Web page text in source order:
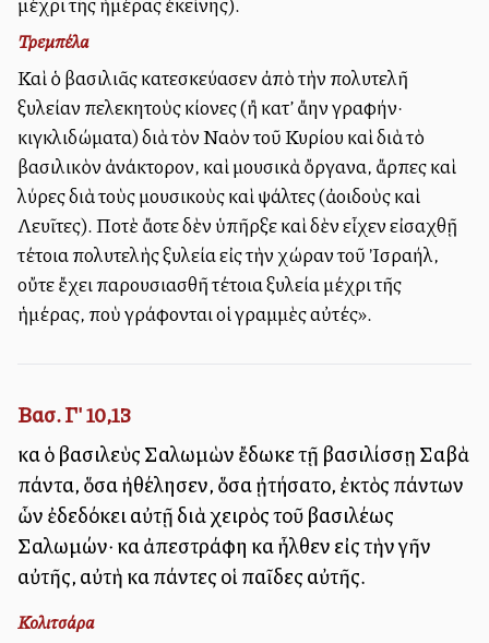
Τρεμπέλα
Καὶ ὁ βασιλιᾶς κατεσκεύασεν ἀπὸ τὴν πολυτελῆ
ξυλείαν πελεκητοὺς κίονες (ἢ κατ’ ἄλλην γραφήν·
κιγκλιδώματα) διὰ τὸν Ναὸν τοῦ Κυρίου καὶ διὰ τὸ
βασιλικὸν ἀνάκτορον, καὶ μουσικὰ ὄργανα, ἄρπες καὶ
λύρες διὰ τοὺς μουσικοὺς καὶ ψάλτες (ἀοιδοὺς καὶ
Λευῖτες). Ποτὲ ἄλλοτε δὲν ὑπῆρξε καὶ δὲν εἶχεν εἰσαχθῇ
τέτοια πολυτελὴς ξυλεία εἰς τὴν χώραν τοῦ Ἰσραήλ,
οὔτε ἔχει παρουσιασθῆ τέτοια ξυλεία μέχρι τῆς
ἡμέρας, ποὺ γράφονται οἱ γραμμὲς αὐτές».
Βασ. Γ' 10,13
καὶ ὁ βασιλεὺς Σαλωμὼν ἔδωκε τῇ βασιλίσσῃ Σαβὰ
πάντα, ὅσα ἠθέλησεν, ὅσα ᾐτήσατο, ἐκτὸς πάντων
ὧν ἐδεδόκει αὐτῇ διὰ χειρὸς τοῦ βασιλέως
Σαλωμών· καὶ ἀπεστράφη καὶ ἦλθεν εἰς τὴν γῆν
αὐτῆς, αὐτὴ καὶ πάντες οἱ παῖδες αὐτῆς.
Κολιτσάρα